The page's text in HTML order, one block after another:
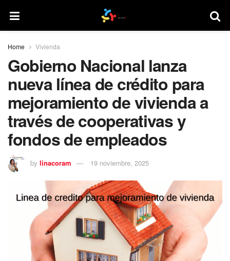
Home Vivienda
Gobierno Nacional lanza
nueva línea de crédito para
mejoramiento de vivienda a
través de cooperativas y
fondos de empleados
by linacoram 19 noviembre, 2025